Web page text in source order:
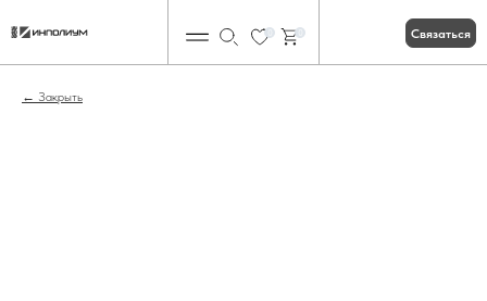
Связаться
Закрыть